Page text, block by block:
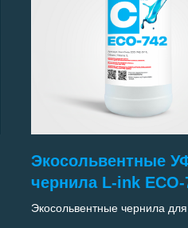
Экосольвентные
чернила L-ink ECO-
(Сyan)
Экосольвентные чернила